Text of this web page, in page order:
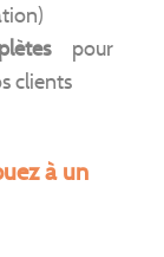
pour
clients
à un